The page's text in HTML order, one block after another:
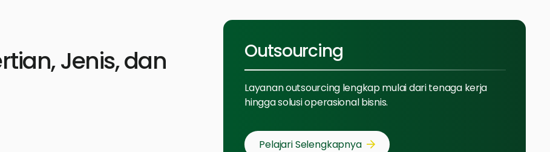
Jenis, dan
Outsourcing
Layanan outsourcing lengkap mulai dari tenaga kerja
hingga solusi operasional bisnis.
Pelajari Selengkapnya